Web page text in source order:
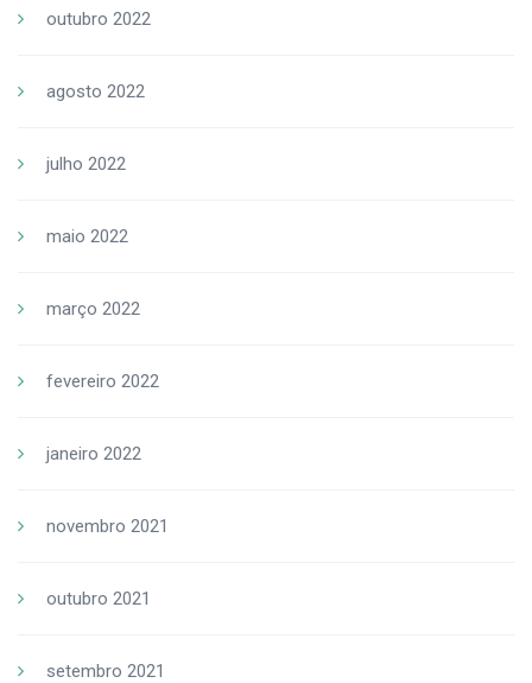
outubro 2022
agosto 2022
julho 2022
maio 2022
março 2022
fevereiro 2022
janeiro 2022
novembro 2021
outubro 2021
setembro 2021